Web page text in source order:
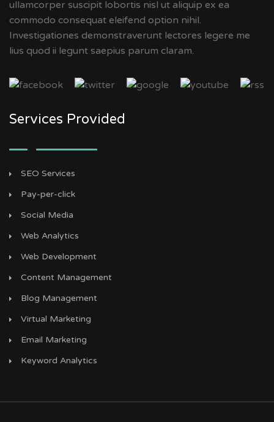
ullamcorper suscipit lobortis nisl ut aliquip ex ea
commodo consequat eleifend option nihil.
Investigationes demonstraverunt lectores legere me
lius quod ii legunt saepius parum claram.
Services Provided
SEO Services
Pay-per-click
Social Media
Web Analytics
Web Development
Content Management
Blog Management
Virtual Marketing
Email Marketing
Keyword Analytics